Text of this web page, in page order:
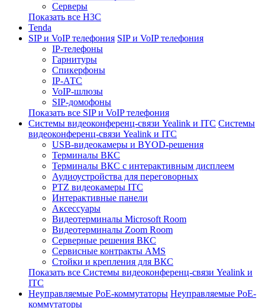
Серверы
Показать все H3C
Tenda
SIP и VoIP телефония SIP и VoIP телефония
IP-телефоны
Гарнитуры
Спикерфоны
IP-АТС
VoIP-шлюзы
SIP-домофоны
Показать все SIP и VoIP телефония
Системы видеоконференц-связи Yealink и ITC Системы
видеоконференц-связи Yealink и ITC
USB-видеокамеры и BYOD-решения
Терминалы ВКС
Терминалы ВКС с интерактивным дисплеем
Аудиоустройства для переговорных
PTZ видеокамеры ITC
Интерактивные панели
Аксессуары
Видеотерминалы Microsoft Room
Видеотерминалы Zoom Room
Серверные решения ВКС
Сервисные контракты AMS
Стойки и крепления для ВКС
Показать все Системы видеоконференц-связи Yealink и
ITC
Неуправляемые PoE-коммутаторы Неуправляемые PoE-
коммутаторы